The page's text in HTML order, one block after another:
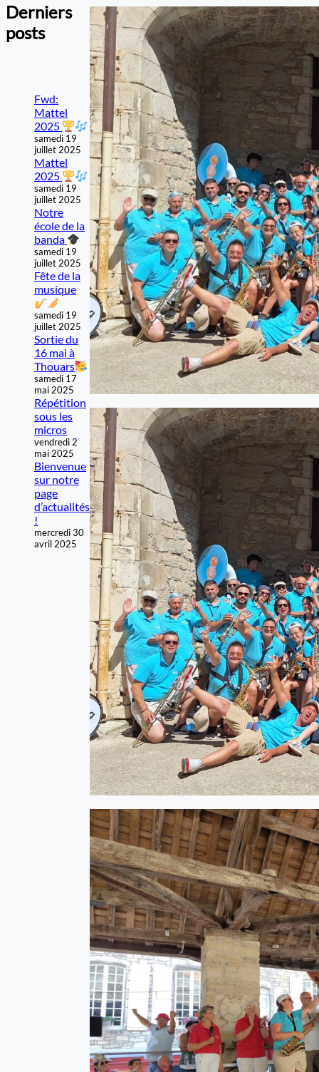
Derniers
posts
Fwd:
Mattel
2025
samedi 19
juillet 2025
Mattel
2025
samedi 19
juillet 2025
Notre
école de la
banda
samedi 19
juillet 2025
Fête de la
musique
samedi 19
juillet 2025
Sortie du
16 mai à
Thouars
samedi 17
mai 2025
Répétition
sous les
micros
vendredi 2
mai 2025
Bienvenue
sur notre
page
d’actualités
!
mercredi 30
avril 2025